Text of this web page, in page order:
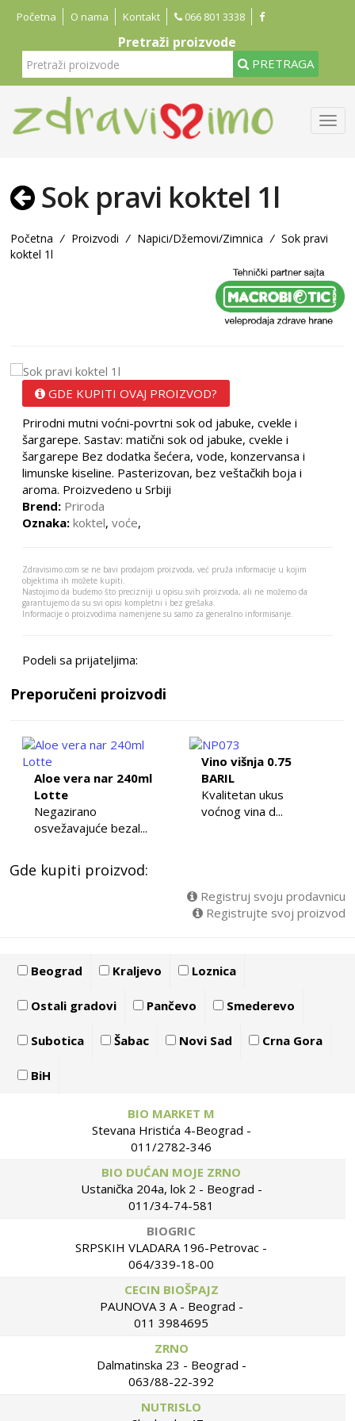
Početna O nama Kontakt 066 801 3338
Pretraži proizvode
PRETRAGA
Sok pravi koktel 1l
Početna / Proizvodi / Napici/Džemovi/Zimnica / Sok pravi
koktel 1l
GDE KUPITI OVAJ PROIZVOD?
Prirodni mutni voćni-povrtni sok od jabuke, cvekle i
šargarepe. Sastav: matični sok od jabuke, cvekle i
šargarepe Bez dodatka šećera, vode, konzervansa i
limunske kiseline. Pasterizovan, bez veštačkih boja i
aroma. Proizvedeno u Srbiji
Brend: Priroda
Oznaka: koktel,voće,
Zdravisimo.com se ne bavi prodajom proizvoda, već pruža informacije u kojim
objektima ih možete kupiti.
Nastojimo da budemo što precizniji u opisu svih proizvoda, ali ne možemo da
garantujemo da su svi opisi kompletni i bez grešaka.
Informacije o proizvodima namenjene su samo za generalno informisanje.
Podeli sa prijateljima:
Preporučeni proizvodi
Aloe vera nar 240ml
Lotte
Negazirano
osvežavajuće bezal...
Vino višnja 0.75
BARIL
Kvalitetan ukus
voćnog vina d...
Gde kupiti proizvod:
Registruj svoju prodavnicu
Registrujte svoj proizvod
Beograd Kraljevo Loznica
Ostali gradovi Pančevo Smederevo
Subotica Šabac Novi Sad Crna Gora
BiH
BIO MARKET M
Stevana Hristića 4-Beograd -
011/2782-346
BIO DUĆAN MOJE ZRNO
Ustanička 204a, lok 2 - Beograd -
011/34-74-581
BIOGRIC
SRPSKIH VLADARA 196-Petrovac -
064/339-18-00
CECIN BIOŠPAJZ
PAUNOVA 3 A - Beograd -
011 3984695
ZRNO
Dalmatinska 23 - Beograd -
063/88-22-392
NUTRISLO